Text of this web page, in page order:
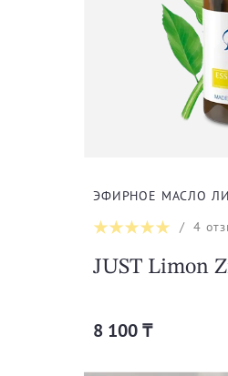
ЭФИРНОЕ МАСЛО
/4
JUST Limon
8 100 ₸